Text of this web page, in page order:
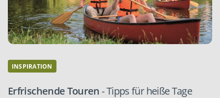
INSPIRATION
Erfrischende Touren- Tipps für heiße Tage